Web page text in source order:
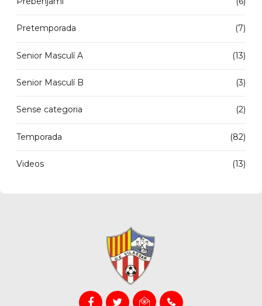
Pretemporada (7)
Senior Masculí A (13)
Senior Masculí B (3)
Sense categoria (2)
Temporada (82)
Videos (13)